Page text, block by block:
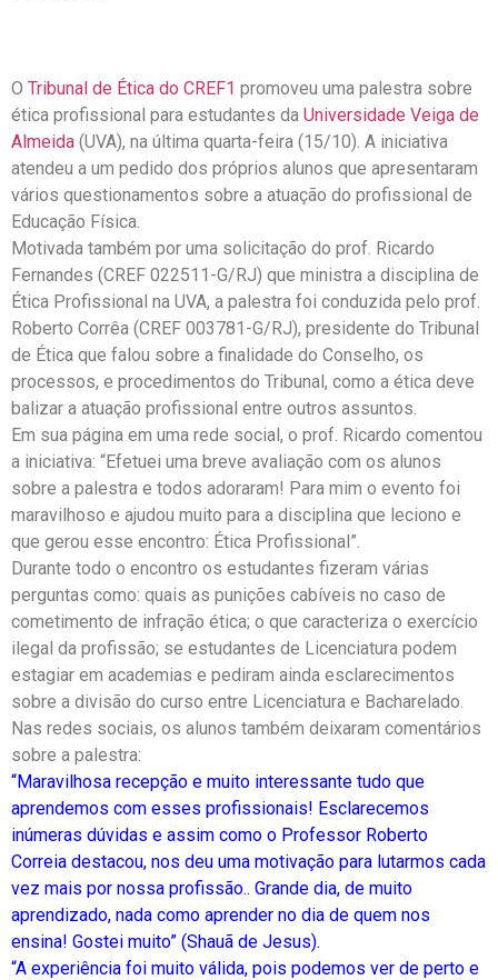
O Tribunal de Ética do CREF1 promoveu uma palestra sobre
ética profissional para estudantes da Universidade Veiga de
Almeida (UVA), na última quarta-feira (15/10). A iniciativa
atendeu a um pedido dos próprios alunos que apresentaram
vários questionamentos sobre a atuação do profissional de
Educação Física.
Motivada também por uma solicitação do prof. Ricardo
Fernandes (CREF 022511-G/RJ) que ministra a disciplina de
Ética Profissional na UVA, a palestra foi conduzida pelo prof.
Roberto Corrêa (CREF 003781-G/RJ), presidente do Tribunal
de Ética que falou sobre a finalidade do Conselho, os
processos, e procedimentos do Tribunal, como a ética deve
balizar a atuação profissional entre outros assuntos.
Em sua página em uma rede social, o prof. Ricardo comentou
a iniciativa: “Efetuei uma breve avaliação com os alunos
sobre a palestra e todos adoraram! Para mim o evento foi
maravilhoso e ajudou muito para a disciplina que leciono e
que gerou esse encontro: Ética Profissional”.
Durante todo o encontro os estudantes fizeram várias
perguntas como: quais as punições cabíveis no caso de
cometimento de infração ética; o que caracteriza o exercício
ilegal da profissão; se estudantes de Licenciatura podem
estagiar em academias e pediram ainda esclarecimentos
sobre a divisão do curso entre Licenciatura e Bacharelado.
Nas redes sociais, os alunos também deixaram comentários
sobre a palestra:
“Maravilhosa recepção e muito interessante tudo que
aprendemos com esses profissionais! Esclarecemos
inúmeras dúvidas e assim como o Professor Roberto
Correia destacou, nos deu uma motivação para lutarmos cada
vez mais por nossa profissão.. Grande dia, de muito
aprendizado, nada como aprender no dia de quem nos
ensina! Gostei muito” (Shauã de Jesus).
“A experiência foi muito válida, pois podemos ver de perto e